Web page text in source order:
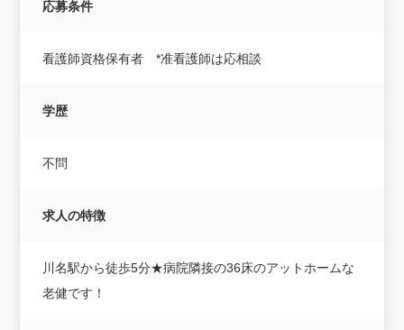
応募条件
看護師資格保有者 *准看護師は応相談
学歴
不問
求人の特徴
川名駅から徒歩5分★病院隣接の36床のアットホームな
老健です！